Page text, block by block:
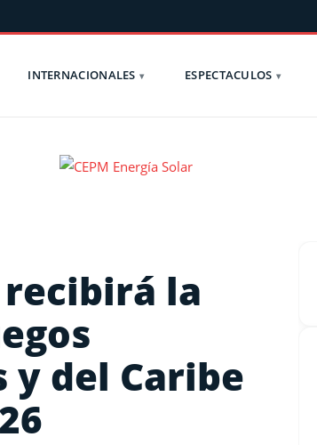
INTERNACIONALES ESPECTACULOS
recibirá la
y del Caribe